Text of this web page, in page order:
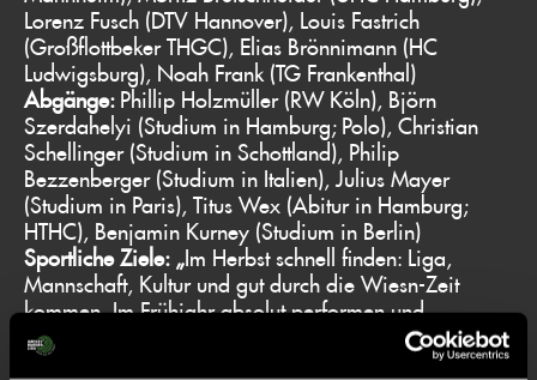
Lorenz Fusch (DTV Hannover), Louis Fastrich
(Großflottbeker THGC), Elias Brönnimann (HC
Ludwigsburg), Noah Frank (TG Frankenthal)
Abgänge: Phillip Holzmüller (RW Köln), Björn
Szerdahelyi (Studium in Hamburg; Polo), Christian
Schellinger (Studium in Schottland), Philip
Bezzenberger (Studium in Italien), Julius Mayer
(Studium in Paris), Titus Wex (Abitur in Hamburg;
HTHC), Benjamin Kurney (Studium in Berlin)
Sportliche Ziele: „Im Herbst schnell finden: Liga,
Mannschaft, Kultur und gut durch die Wiesn-Zeit
kommen. Im Frühjahr absolut performen und
aufsteigen!“
Aufsteiger-Tipp: